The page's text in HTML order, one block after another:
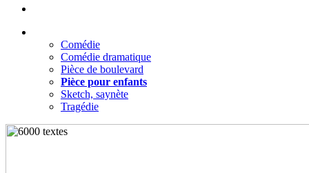
Comédie
Comédie dramatique
Pièce de boulevard
Pièce pour enfants
Sketch, saynète
Tragédie